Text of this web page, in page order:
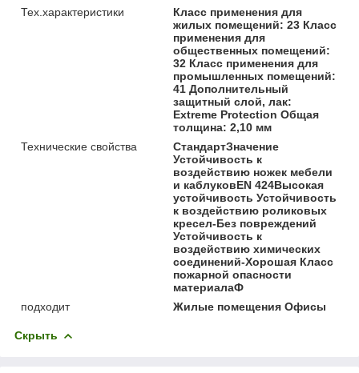
Тех.характеристики
Класс применения для
жилых помещений: 23 Класс
применения для
общественных помещений:
32 Класс применения для
промышленных помещений:
41 Дополнительный
защитный слой, лак:
Extreme Protection Общая
толщина: 2,10 мм
Технические свойства
СтандартЗначение
Устойчивость к
воздействию ножек мебели
и каблуковEN 424Высокая
устойчивость Устойчивость
к воздействию роликовых
кресел-Без повреждений
Устойчивость к
воздействию химических
соединений-Хорошая Класс
пожарной опасности
материалаФ
подходит
Жилые помещения Офисы
Скрыть